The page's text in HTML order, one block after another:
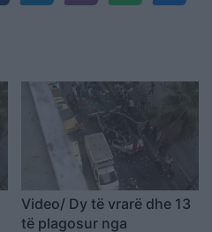
Video/ Dy të vrarë dhe 13
të plagosur nga